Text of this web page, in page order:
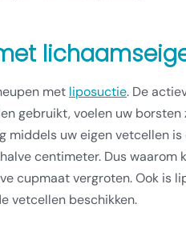
met liposuctie. De
gebruikt, voelen uw
middels uw eigen vetcellen
centimeter. Dus
cupmaat vergroten. Ook is
vetcellen beschikken.